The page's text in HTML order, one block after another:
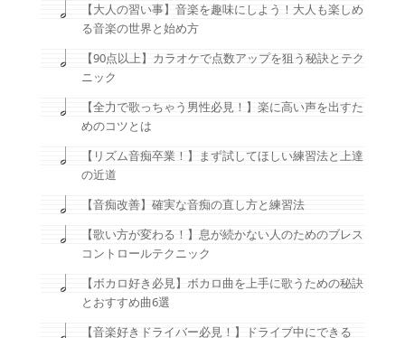
【大人の習い事】音楽を趣味にしよう！大人も楽しめ
る音楽の世界と始め方
【90点以上】カラオケで点数アップを狙う秘訣とテク
ニック
【全力で歌っちゃう男性必見！】楽に高い声を出すた
めのコツとは
【リズム音痴卒業！】まず試してほしい練習法と上達
の近道
【音痴改善】確実な音痴の直し方と練習法
【歌い方が変わる！】息が続かない人のためのブレス
コントロールテクニック
【ボカロ好き必見】ボカロ曲を上手に歌うための秘訣
とおすすめ曲6選
【音楽好きドライバー必見！】ドライブ中にできる